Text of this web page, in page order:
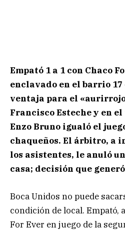
Empató 1 a 1 con Chaco
enclavado en el barrio 17
ventaja para el
Francisco Esteche y en
Enzo Bruno igualó el
chaqueños. El árbitro, a
los asistentes, le anuló
casa; decisión que
Boca Unidos no puede
condición de local. Empató,
For Ever en juego de la